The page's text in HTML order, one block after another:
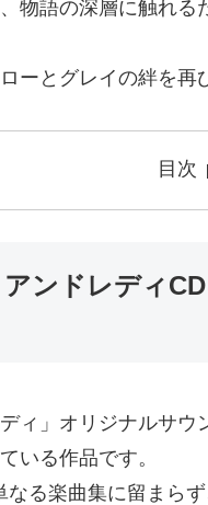
物語の深層に触れ
ーとグレイの絆を再
目次
ンドレディ
ィ」オリジナルサ
いる作品です。
なる楽曲集に留まら